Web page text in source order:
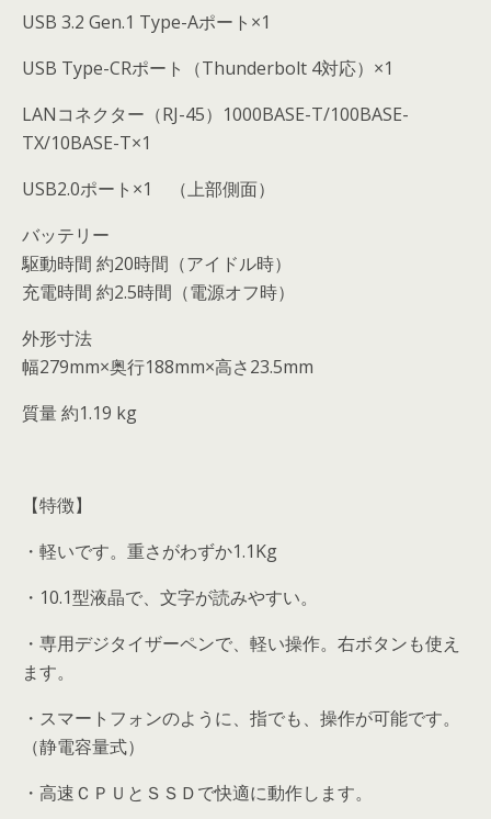
USB 3.2 Gen.1 Type-Aポート×1
USB Type-CRポート（Thunderbolt 4対応）×1
LANコネクター（RJ-45）1000BASE-T/100BASE-
TX/10BASE-T×1
USB2.0ポート×1 （上部側面）
バッテリー
駆動時間 約20時間（アイドル時）
充電時間 約2.5時間（電源オフ時）
外形寸法
幅279mm×奥行188mm×高さ23.5mm
質量 約1.19 kg
【特徴】
・軽いです。重さがわずか1.1Kg
・10.1型液晶で、文字が読みやすい。
・専用デジタイザーペンで、軽い操作。右ボタンも使え
ます。
・スマートフォンのように、指でも、操作が可能です。
（静電容量式）
・高速ＣＰＵとＳＳＤで快適に動作します。